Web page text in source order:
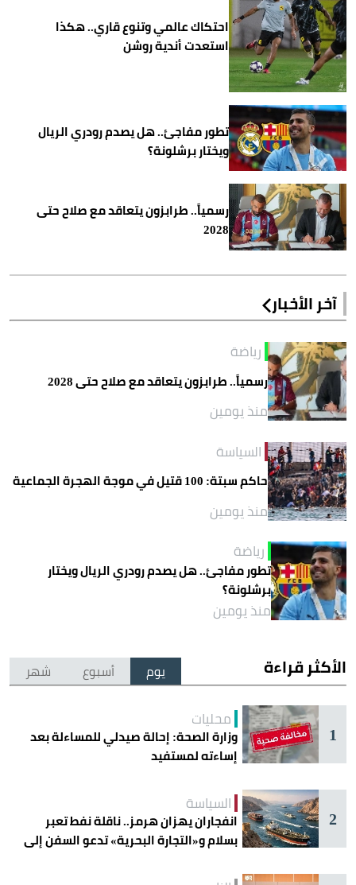
احتكاك عالمي وتنوع قاري.. هكذا
استعدت أندية روشن
تطور مفاجئ.. هل يصدم رودري الريال
ويختار برشلونة؟
رسمياً.. طرابزون يتعاقد مع صلاح حتى
2028
آخر الأخبار
رياضة
رسمياً.. طرابزون يتعاقد مع صلاح حتى 2028
منذ يومين
السياسة
حاكم سبتة: 100 قتيل في موجة الهجرة الجماعية
منذ يومين
رياضة
تطور مفاجئ.. هل يصدم رودري الريال ويختار
برشلونة؟
منذ يومين
الأكثر قراءة يوم أسبوع شهر
1
محليات
وزارة الصحة: إحالة صيدلي للمساءلة بعد
إساءته لمستفيد
2
السياسة
انفجاران يهزان هرمز.. ناقلة نفط تعبر
بسلام و«التجارة البحرية» تدعو السفن إلى